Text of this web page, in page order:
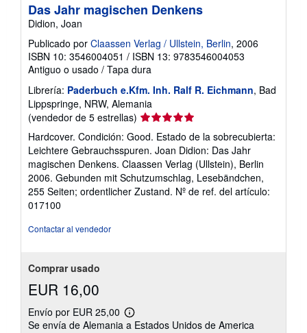
Das Jahr magischen Denkens
Didion, Joan
Publicado por Claassen Verlag / Ullstein, Berlin, 2006
ISBN 10: 3546004051 / ISBN 13: 9783546004053
Antiguo o usado / Tapa dura
Librería: Paderbuch e.Kfm. Inh. Ralf R. Eichmann, Bad
Lippspringe, NRW, Alemania
(vendedor de 5 estrellas) Calificación
del
vendedor:
5
de
5
estrellas
Hardcover. Condición: Good. Estado de la sobrecubierta:
Leichtere Gebrauchsspuren. Joan Didion: Das Jahr
magischen Denkens. Claassen Verlag (Ullstein), Berlin
2006. Gebunden mit Schutzumschlag, Lesebändchen,
255 Seiten; ordentlicher Zustand. Nº de ref. del artículo:
017100
Contactar al vendedor
Comprar usado
EUR 16,00
Envío por EUR 25,00
Más
información
Se envía de Alemania a Estados Unidos de America